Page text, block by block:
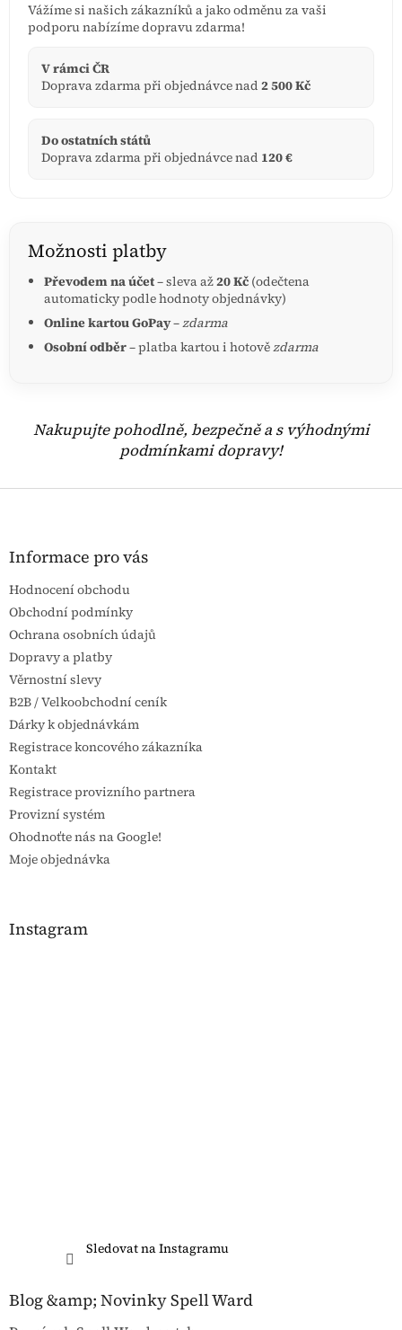
Vážíme si našich zákazníků a jako odměnu za vaši
podporu nabízíme dopravu zdarma!
V rámci ČR
Doprava zdarma při objednávce nad 2 500 Kč
Do ostatních států
Doprava zdarma při objednávce nad 120 €
Možnosti platby
Převodem na účet– sleva až20 Kč (odečtena
automaticky podle hodnoty objednávky)
Online kartou GoPay–zdarma
Osobní odběr– platba kartou i hotovězdarma
Nakupujte pohodlně, bezpečně a s výhodnými
podmínkami dopravy!
Z
Informace pro vás
Hodnocení obchodu
Obchodní podmínky
Ochrana osobních údajů
Dopravy a platby
Věrnostní slevy
B2B / Velkoobchodní ceník
Dárky k objednávkám
Registrace koncového zákazníka
Kontakt
Registrace provizního partnera
Provizní systém
Ohodnoťte nás na Google!
Moje objednávka
Instagram
Sledovat na Instagramu
Blog &amp; Novinky Spell Ward